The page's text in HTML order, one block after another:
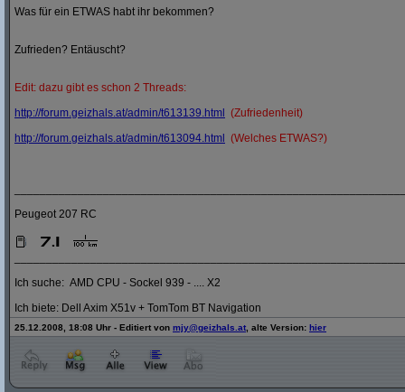
Was für ein ETWAS habt ihr bekommen?
Zufrieden? Entäuscht?
Edit: dazu gibt es schon 2 Threads:
http://forum.geizhals.at/admin/t613139.html
(Zufriedenheit)
http://forum.geizhals.at/admin/t613094.html (Welches ETWAS?)
Peugeot 207 RC
Ich suche: AMD CPU - Sockel 939 - .... X2
Ich biete: Dell Axim X51v + TomTom BT Navigation
25.12.2008, 18:08 Uhr - Editiert von mjy@geizhals.at , alte Version: hier